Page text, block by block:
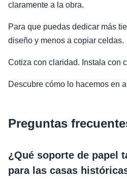
claramente a la obra.
Para que puedas dedicar más
diseño y menos a copiar celdas.
Cotiza con claridad. Instala con
Descubre cómo lo hacemos en
Preguntas
¿Qué soporte de papel
para las casas